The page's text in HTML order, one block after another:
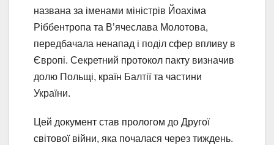
названа за іменами міністрів Йоахіма
Ріббентропа та В’ячеслава Молотова,
передбачала ненапад і поділ сфер впливу в
Європі. Секретний протокол пакту визначив
долю Польщі, країн Балтії та частини
України.
Цей документ став прологом до Другої
світової війни, яка почалася через тиждень.